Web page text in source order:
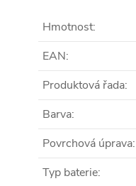
Hmotnost:
EAN:
Produktová řada:
Barva:
Povrchová úprava:
Typ baterie: